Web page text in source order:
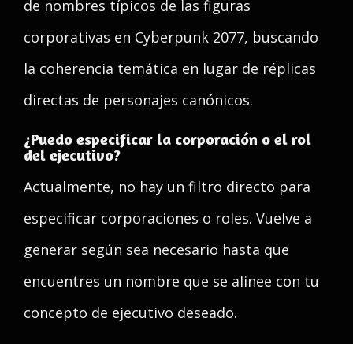
de nombres típicos de las figuras
corporativas en Cyberpunk 2077, buscando
la coherencia temática en lugar de réplicas
directas de personajes canónicos.
¿Puedo especificar la corporación o el rol
del ejecutivo?
Actualmente, no hay un filtro directo para
especificar corporaciones o roles. Vuelve a
generar según sea necesario hasta que
encuentres un nombre que se alinee con tu
concepto de ejecutivo deseado.